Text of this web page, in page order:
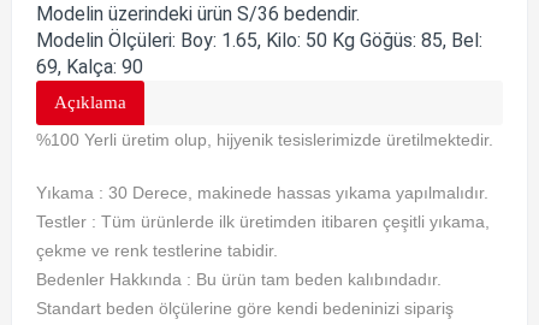
Modelin üzerindeki ürün S/36 bedendir.
Modelin Ölçüleri: Boy: 1.65, Kilo: 50 Kg Göğüs: 85, Bel:
69, Kalça: 90
Açıklama
%100 Yerli üretim olup, hijyenik tesislerimizde üretilmektedir.
Yıkama : 30 Derece, makinede hassas yıkama yapılmalıdır.
Testler : Tüm ürünlerde ilk üretimden itibaren çeşitli yıkama,
çekme ve renk testlerine tabidir.
Bedenler Hakkında : Bu ürün tam beden kalıbındadır.
Standart beden ölçülerine göre kendi bedeninizi sipariş